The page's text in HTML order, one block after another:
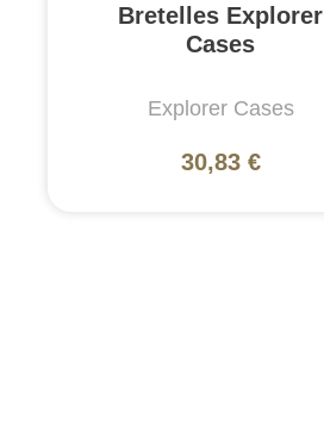
Bretelles Explorer
Cases
Explorer Cases
30,83 €